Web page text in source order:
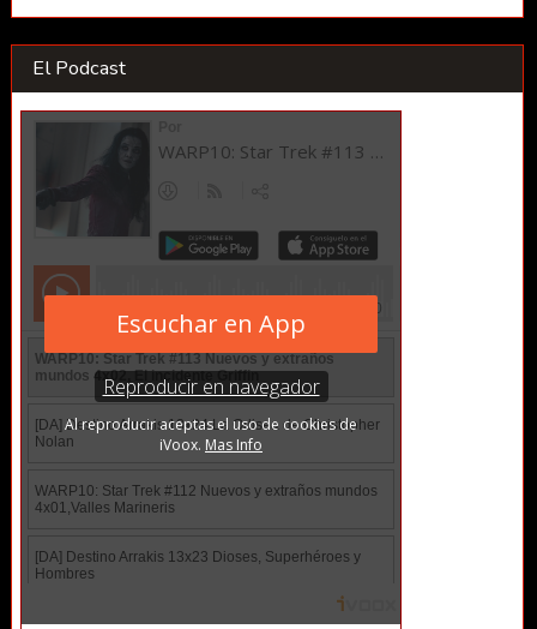
El Podcast